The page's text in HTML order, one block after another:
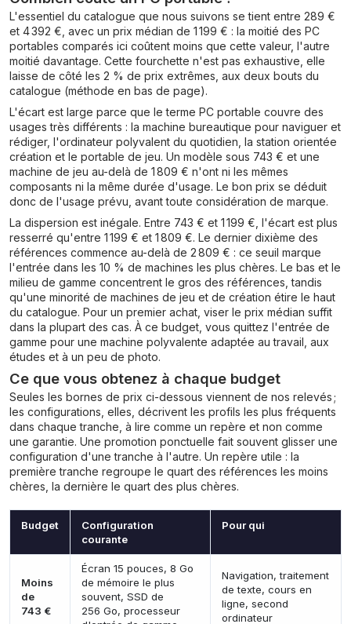
L'essentiel du catalogue que nous suivons se tient entre 289 €
et 4 392 €, avec un prix médian de 1 199 € : la moitié des PC
portables comparés ici coûtent moins que cette valeur, l'autre
moitié davantage. Cette fourchette n'est pas exhaustive, elle
laisse de côté les 2 % de prix extrêmes, aux deux bouts du
catalogue (méthode en bas de page).
L'écart est large parce que le terme PC portable couvre des
usages très différents : la machine bureautique pour naviguer et
rédiger, l'ordinateur polyvalent du quotidien, la station orientée
création et le portable de jeu. Un modèle sous 743 € et une
machine de jeu au-delà de 1 809 € n'ont ni les mêmes
composants ni la même durée d'usage. Le bon prix se déduit
donc de l'usage prévu, avant toute considération de marque.
La dispersion est inégale. Entre 743 € et 1 199 €, l'écart est plus
resserré qu'entre 1 199 € et 1 809 €. Le dernier dixième des
références commence au-delà de 2 809 € : ce seuil marque
l'entrée dans les 10 % de machines les plus chères. Le bas et le
milieu de gamme concentrent le gros des références, tandis
qu'une minorité de machines de jeu et de création étire le haut
du catalogue. Pour un premier achat, viser le prix médian suffit
dans la plupart des cas. À ce budget, vous quittez l'entrée de
gamme pour une machine polyvalente adaptée au travail, aux
études et à un peu de photo.
Ce que vous obtenez à chaque budget
Seules les bornes de prix ci-dessous viennent de nos relevés ;
les configurations, elles, décrivent les profils les plus fréquents
dans chaque tranche, à lire comme un repère et non comme
une garantie. Une promotion ponctuelle fait souvent glisser une
configuration d'une tranche à l'autre. Un repère utile : la
première tranche regroupe le quart des références les moins
chères, la dernière le quart des plus chères.
Budget
Configuration
courante
Pour qui
Moins
de
743 €
Écran 15 pouces, 8 Go
de mémoire le plus
souvent, SSD de
256 Go, processeur
Navigation, traitement
de texte, cours en
ligne, second
ordinateur